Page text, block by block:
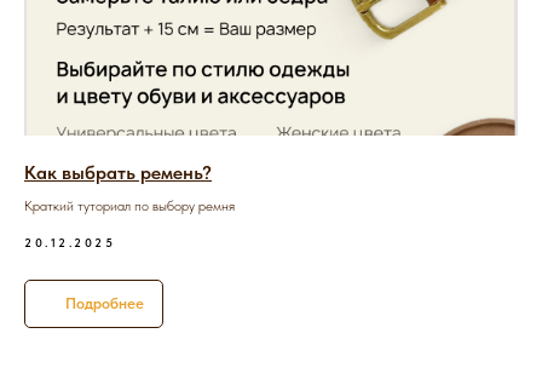
Как выбрать ремень?
Краткий туториал по выбору ремня
20.12.2025
Подробнее